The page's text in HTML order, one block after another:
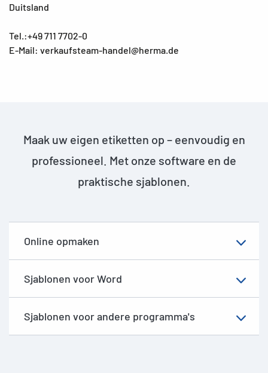
Duitsland
Tel.:+49 711 7702-0
E-Mail: verkaufsteam-handel@herma.de
Maak uw eigen etiketten op – eenvoudig en
professioneel. Met onze software en de
praktische sjablonen.
Online opmaken
Sjablonen voor Word
Sjablonen voor andere programma's